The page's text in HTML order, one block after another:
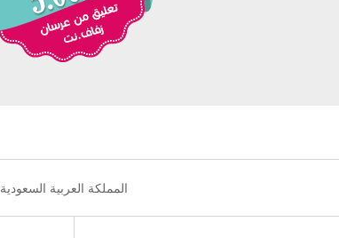
المملكة العربية السعودية